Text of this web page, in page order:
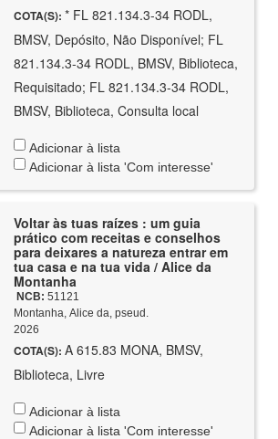
COTA(S): * FL 821.134.3-34 RODL,
BMSV, Depósito, Não Disponível; FL
821.134.3-34 RODL, BMSV, Biblioteca,
Requisitado; FL 821.134.3-34 RODL,
BMSV, Biblioteca, Consulta local
Adicionar à lista
Adicionar à lista 'Com interesse'
Voltar às tuas raízes : um guia
prático com receitas e conselhos
para deixares a natureza entrar em
tua casa e na tua vida / Alice da
Montanha
NCB: 51121
Montanha, Alice da, pseud.
2026
COTA(S): A 615.83 MONA, BMSV,
Biblioteca, Livre
Adicionar à lista
Adicionar à lista 'Com interesse'